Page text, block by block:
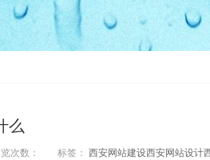
么
次数： 标签： 西安网站建设西安网站设计